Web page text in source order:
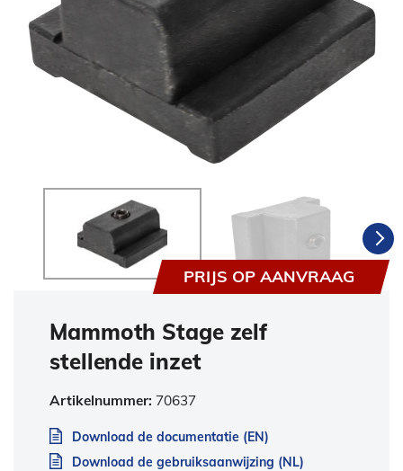
PRIJS OP AANVRAAG
Mammoth Stage zelf
stellende inzet
Artikelnummer: 70637
Download de documentatie (EN)
Download de gebruiksaanwijzing (NL)